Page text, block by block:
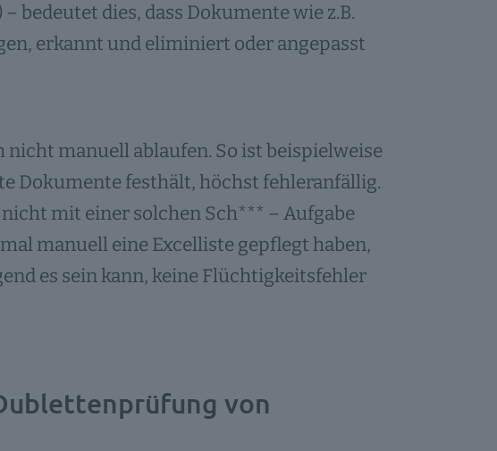
– bedeutet dies, dass Dokumente wie z.B.
erkannt und eliminiert oder angepasst
manuell ablaufen. So ist beispielweise
Dokumente festhält, höchst fehleranfällig.
mit einer solchen Sch*** – Aufgabe
manuell eine Excelliste gepflegt haben,
es sein kann, keine Flüchtigkeitsfehler
von